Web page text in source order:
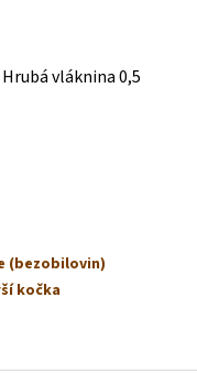
Hrubá vláknina 0,5
(bezobilovin)
kočka